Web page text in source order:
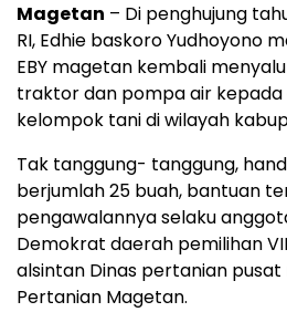
Magetan – Di penghujung
RI, Edhie baskoro Yudhoyono
EBY magetan kembali
traktor dan pompa air
kelompok tani di wilayah
Tak tanggung- tanggung,
berjumlah 25 buah, bantuan
pengawalannya selaku
Demokrat daerah pemilihan
alsintan Dinas pertanian pusat
Pertanian Magetan.